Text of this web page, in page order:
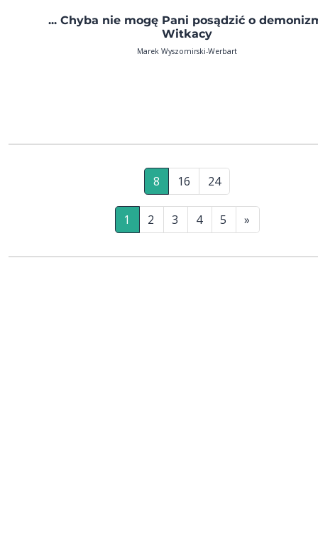
... Chyba nie mogę Pani posądzić o
Witkacy
Marek Wyszomirski-Werbart
8 16 24
1 2 3 4 5 »